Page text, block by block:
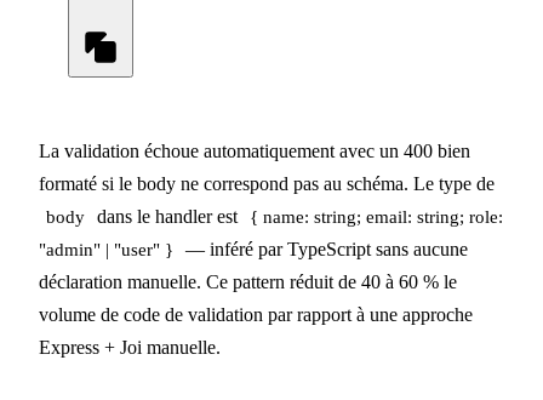
La validation échoue automatiquement avec un 400 bien
formaté si le body ne correspond pas au schéma. Le type de
body dans le handler est
{ name: string; email: string; role:
"admin" | "user" }
— inféré par TypeScript sans aucune
déclaration manuelle. Ce pattern réduit de 40 à 60 % le
volume de code de validation par rapport à une approche
Express + Joi manuelle.